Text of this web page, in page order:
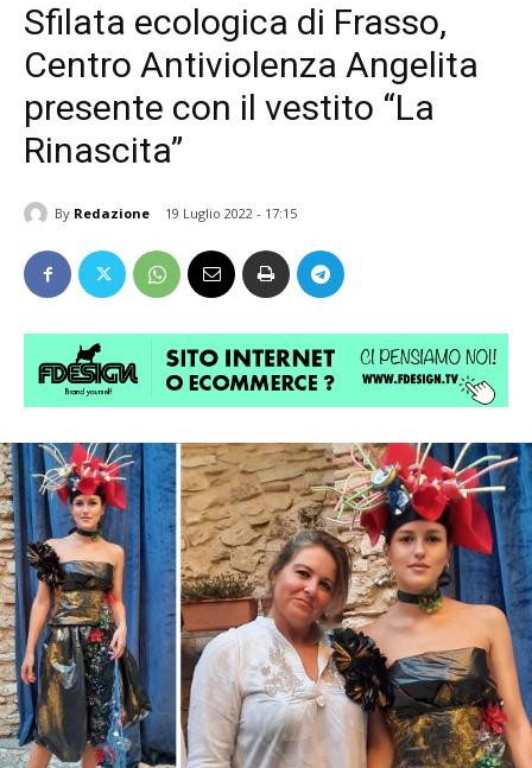
Sfilata ecologica di Frasso,
Centro Antiviolenza Angelita
presente con il vestito “La
Rinascita”
By Redazione 19 Luglio 2022 - 17:15